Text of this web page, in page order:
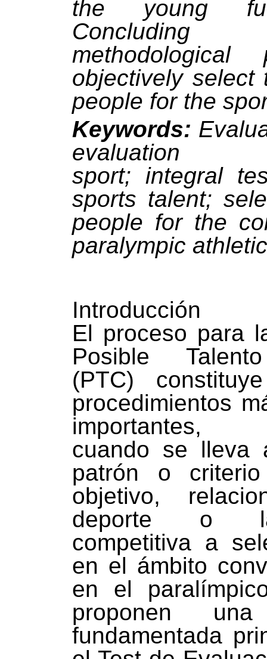
the young
objectively select
people for the
Keywords:
evaluation
sport; integral
sports talent;
people for the
paralympic
Introducción
El proceso para
Posible
(PTC)
procedimientos
importantes,
cuando se lleva
patrón o
objetivo,
deporte o
competitiva a
en el ámbito
en el
proponen una
fundamentada